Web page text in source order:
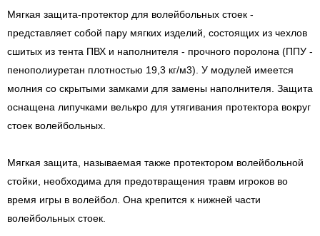
Мягкая защита-протектор для волейбольных стоек -
представляет собой пару мягких изделий, состоящих из чехлов
сшитых из тента ПВХ и наполнителя - прочного поролона (ППУ -
пенополиуретан плотностью 19,3 кг/м3). У модулей имеется
молния со скрытыми замками для замены наполнителя. Защита
оснащена липучками велькро для утягивания протектора вокруг
стоек волейбольных.
Мягкая защита, называемая также протектором волейбольной
стойки, необходима для предотвращения травм игроков во
время игры в волейбол. Она крепится к нижней части
волейбольных стоек.